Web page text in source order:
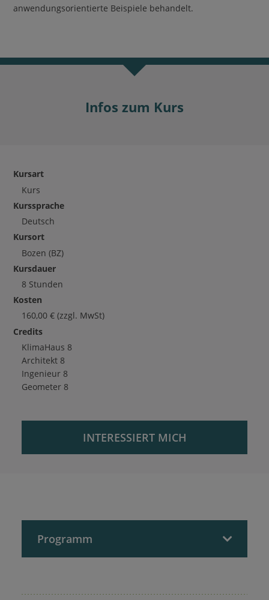
anwendungsorientierte Beispiele behandelt.
Infos zum Kurs
Kursart
Kurs
Kurssprache
Deutsch
Kursort
Bozen (BZ)
Kursdauer
8 Stunden
Kosten
160,00 € (zzgl. MwSt)
Credits
KlimaHaus 8
Architekt 8
Ingenieur 8
Geometer 8
INTERESSIERT MICH
Programm
Schallschtuzanforderungen an Gebäude